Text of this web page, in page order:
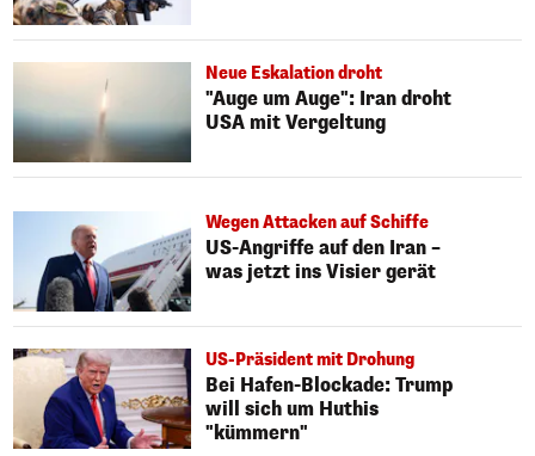
Neue Eskalation droht
"Auge um Auge": Iran droht
USA mit Vergeltung
Wegen Attacken auf Schiffe
US-Angriffe auf den Iran –
was jetzt ins Visier gerät
US-Präsident mit Drohung
Bei Hafen-Blockade: Trump
will sich um Huthis
"kümmern"